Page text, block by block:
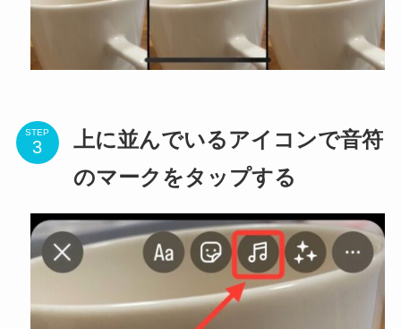
STEP
上に並んでいるアイコンで音符
のマークをタップする